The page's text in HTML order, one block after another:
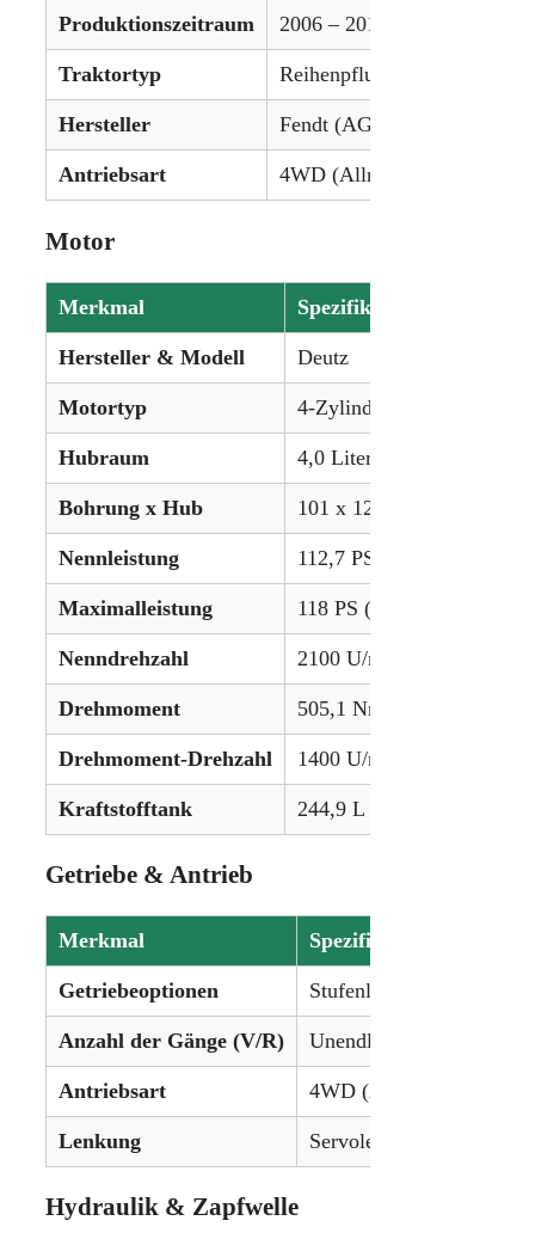
Produktionszeitraum 2006 – 2012
Traktortyp Reihenpflugtraktor
Hersteller Fendt (AGCO)
Antriebsart 4WD (Allrad)
Motor
Merkmal Spezifikation
Hersteller & Modell Deutz
Motortyp 4-Zylinder, Turbo-
Hubraum 4,0 Liter (246,4 in³)
Bohrung x Hub 101 x 126 mm
Nennleistung 112,7 PS (84,0 kW)
Maximalleistung 118 PS (88,0 kW)
Nenndrehzahl 2100 U/min
Drehmoment 505,1 Nm (372,5 lb-ft)
Drehmoment-Drehzahl 1400 U/min
Kraftstofftank 244,9 L (64,7 gal)
Getriebe & Antrieb
Merkmal Spezifikation
Getriebeoptionen Stufenloses Vario-
Anzahl der Gänge (V/R) Unendlich variable Gänge
Antriebsart 4WD (Allrad)
Lenkung Servolenkung
Hydraulik & Zapfwelle